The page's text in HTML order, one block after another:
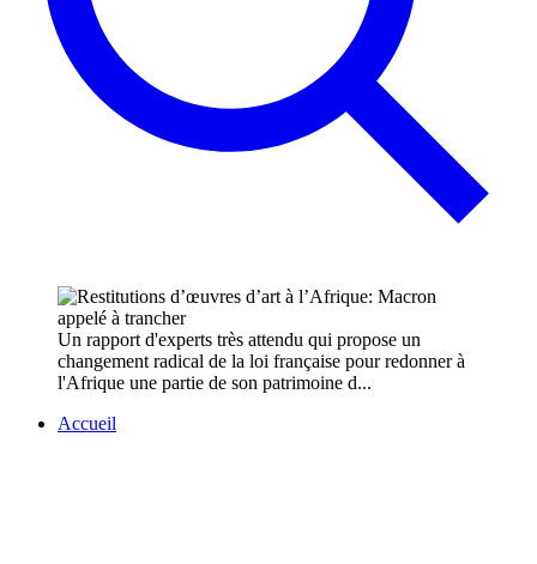
Un rapport d'experts très attendu qui propose un
changement radical de la loi française pour redonner à
l'Afrique une partie de son patrimoine d...
Accueil